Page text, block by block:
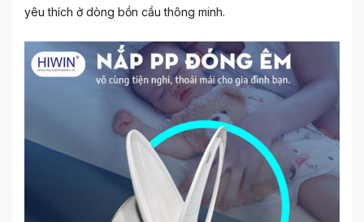
yêu thích ở dòng bồn cầu thông minh.